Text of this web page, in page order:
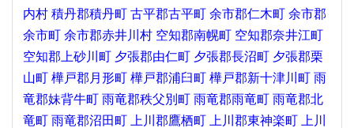
内村 積丹郡積丹町 古平郡古平町 余市郡仁木町 余市郡
余市町 余市郡赤井川村 空知郡南幌町 空知郡奈井江町
空知郡上砂川町 夕張郡由仁町 夕張郡長沼町 夕張郡栗
山町 樺戸郡月形町 樺戸郡浦臼町 樺戸郡新十津川町 雨
竜郡妹背牛町 雨竜郡秩父別町 雨竜郡雨竜町 雨竜郡北
竜町 雨竜郡沼田町 上川郡鷹栖町 上川郡東神楽町
上川